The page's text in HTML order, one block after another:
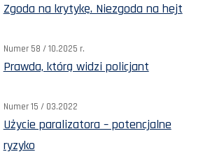
Zgoda na krytykę. Niezgoda na hejt
Numer 58 / 10.2025 r.
Prawda, którą widzi policjant
Numer 15 / 03.2022
Użycie paralizatora – potencjalne
ryzyko